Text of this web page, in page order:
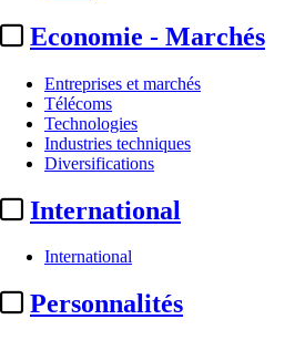
Economie - Marchés
Entreprises et marchés
Télécoms
Technologies
Industries techniques
Diversifications
International
International
Personnalités